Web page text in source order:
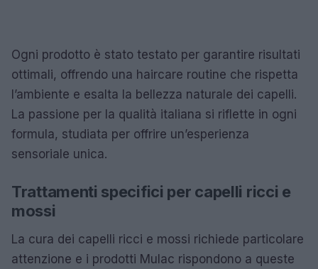
Ogni prodotto è stato testato per garantire risultati
ottimali, offrendo una haircare routine che rispetta
l’ambiente e esalta la bellezza naturale dei capelli.
La passione per la qualità italiana si riflette in ogni
formula, studiata per offrire un’esperienza
sensoriale unica.
Trattamenti specifici per capelli ricci e
mossi
La cura dei capelli ricci e mossi richiede particolare
attenzione e i prodotti Mulac rispondono a queste